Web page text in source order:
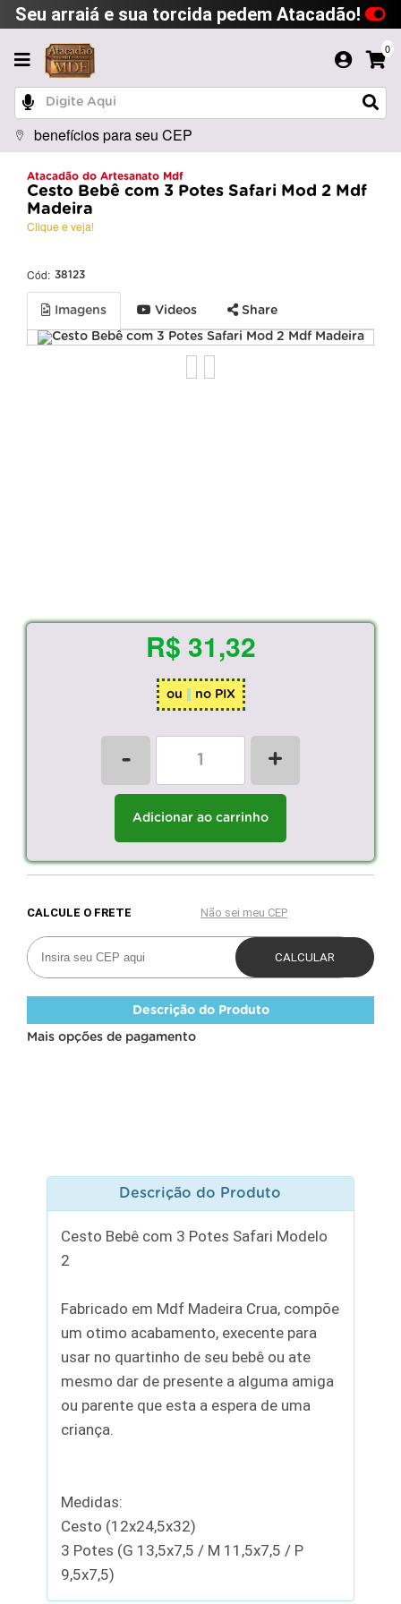
Seu arraiá e sua torcida pedem Atacadão!
0
benefícios para seu CEP
Atacadão do Artesanato Mdf
Cesto Bebê com 3 Potes Safari Mod 2 Mdf
Madeira
Clique e veja!
Cód: 38123
Imagens Videos Share
R$ 31,32
ou no PIX
- +
Adicionar ao carrinho
Descrição do Produto
Mais opções de pagamento
Descrição do Produto
Cesto Bebê com 3 Potes Safari Modelo
2
Fabricado em Mdf Madeira Crua, compõe
um otimo acabamento, execente para
usar no quartinho de seu bebê ou ate
mesmo dar de presente a alguma amiga
ou parente que esta a espera de uma
criança.
Medidas:
Cesto (12x24,5x32)
3 Potes (G 13,5x7,5 / M 11,5x7,5 / P
9,5x7,5)